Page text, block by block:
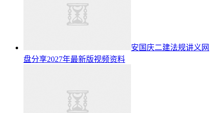
安国庆二建法规讲义网
盘分享2027年最新版视频资料